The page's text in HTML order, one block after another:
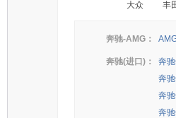
大众 丰
奔驰-AMG：
奔驰(进口)： 奔
奔
奔
奔